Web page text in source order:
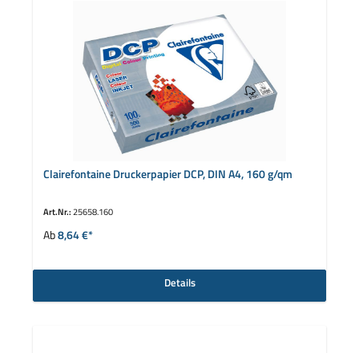
Clairefontaine Druckerpapier DCP, DIN A4, 160 g/qm
Art.Nr.:25658.160
Ab8,64 €*
Details